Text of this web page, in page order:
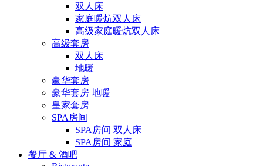
双人床
家庭暖炕双人床
高级家庭暖炕双人床
高级套房
双人床
地暖
豪华套房
豪华套房 地暖
皇家套房
SPA房间
SPA房间 双人床
SPA房间 家庭
餐厅 & 酒吧